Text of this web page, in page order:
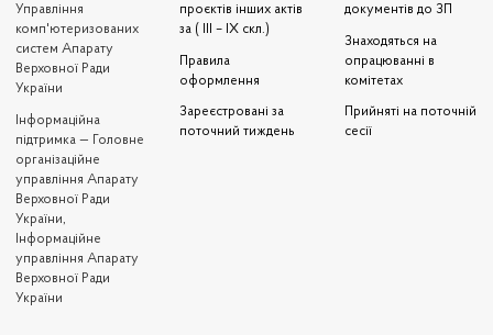
Управління
комп'ютеризованих
систем Апарату
Верховної Ради
України
Iнформаційна
підтримка — Головне
організаційне
управління Апарату
Верховної Ради
України,
Інформаційне
управління Апарату
Верховної Ради
України
проєктів інших актів
за ( III – IX скл.)
Правила
оформлення
Зареєстровані за
поточний тиждень
документів до ЗП
Знаходяться на
опрацюванні в
комітетах
Прийняті на поточній
сесії